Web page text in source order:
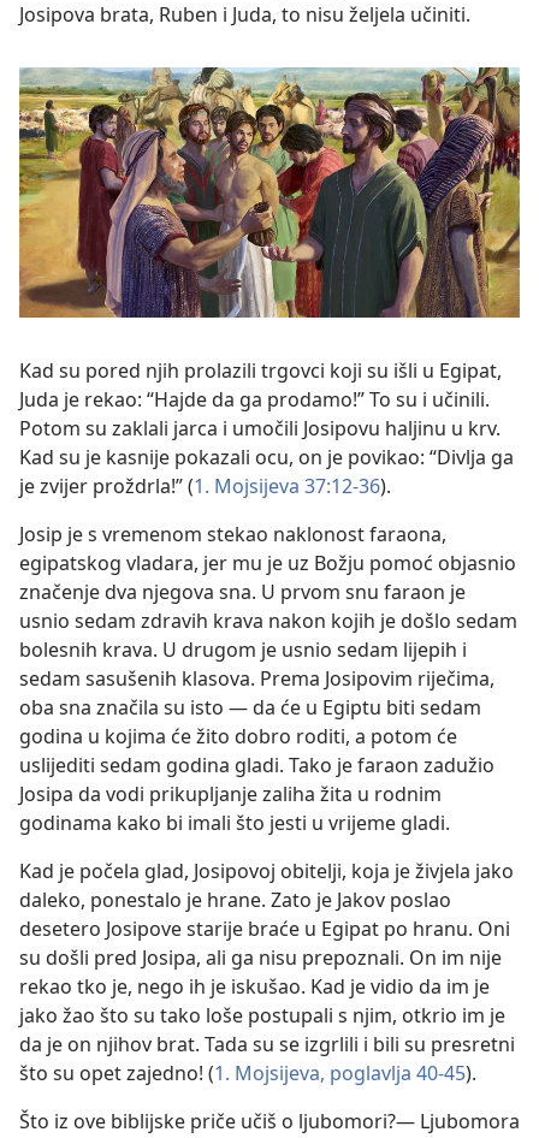
Josipova brata, Ruben i Juda, to nisu željela učiniti.
Kad su pored njih prolazili trgovci koji su išli u Egipat,
Juda je rekao: “Hajde da ga prodamo!” To su i učinili.
Potom su zaklali jarca i umočili Josipovu haljinu u krv.
Kad su je kasnije pokazali ocu, on je povikao: “Divlja ga
je zvijer proždrla!” (1. Mojsijeva 37:12-36).
Josip je s vremenom stekao naklonost faraona,
egipatskog vladara, jer mu je uz Božju pomoć objasnio
značenje dva njegova sna. U prvom snu faraon je
usnio sedam zdravih krava nakon kojih je došlo sedam
bolesnih krava. U drugom je usnio sedam lijepih i
sedam sasušenih klasova. Prema Josipovim riječima,
oba sna značila su isto — da će u Egiptu biti sedam
godina u kojima će žito dobro roditi, a potom će
uslijediti sedam godina gladi. Tako je faraon zadužio
Josipa da vodi prikupljanje zaliha žita u rodnim
godinama kako bi imali što jesti u vrijeme gladi.
Kad je počela glad, Josipovoj obitelji, koja je živjela jako
daleko, ponestalo je hrane. Zato je Jakov poslao
desetero Josipove starije braće u Egipat po hranu. Oni
su došli pred Josipa, ali ga nisu prepoznali. On im nije
rekao tko je, nego ih je iskušao. Kad je vidio da im je
jako žao što su tako loše postupali s njim, otkrio im je
da je on njihov brat. Tada su se izgrlili i bili su presretni
što su opet zajedno! (1. Mojsijeva, poglavlja 40-45).
Što iz ove biblijske priče učiš o ljubomori?— Ljubomora